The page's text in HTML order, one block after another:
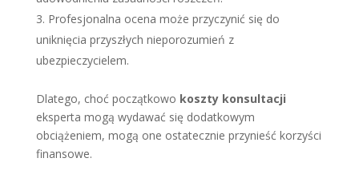
Profesjonalna ocena może przyczynić się do
uniknięcia przyszłych nieporozumień z
ubezpieczycielem.
Dlatego, choć początkowo koszty konsultacji
eksperta mogą wydawać się dodatkowym
obciążeniem, mogą one ostatecznie przynieść korzyści
finansowe.